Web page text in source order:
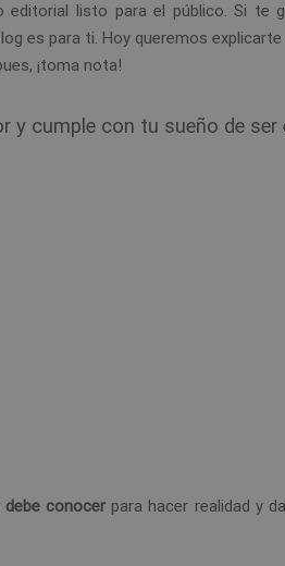
listo para el público. Si te
es para ti. Hoy queremos
¡toma nota!
y cumple con tu sueño de ser
conocer para hacer realidad y